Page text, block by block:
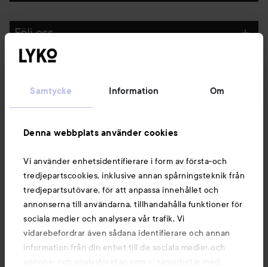
Samtycke Information Om
Denna webbplats använder cookies
Vi använder enhetsidentifierare i form av första-och
tredjepartscookies, inklusive annan spårningsteknik från
tredjepartsutövare, för att anpassa innehållet och
annonserna till användarna, tillhandahålla funktioner för
sociala medier och analysera vår trafik. Vi
vidarebefordrar även sådana identifierare och annan
information från din enhet till de sociala medier och
annons- och analysföretag som vi samarbetar med.
Följ oss
Du kanske också gillar